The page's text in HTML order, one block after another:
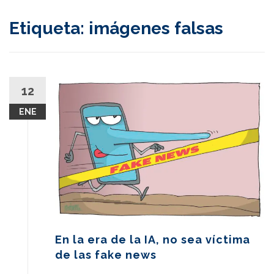
Etiqueta: imágenes falsas
12
ENE
En la era de la IA, no sea víctima
de las fake news